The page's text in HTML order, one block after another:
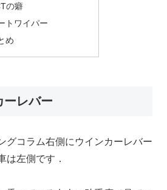
の癖
トワイパー
め
ーレバー
コラム右側にウインカーレバー
は左側です．